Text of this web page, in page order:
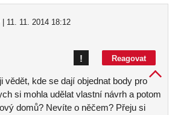
| 11. 11. 2014 18:12
Reagovat
!
vědět, kde se dají objednat body pro
si mohla udělat vlastní návrh a potom
domů? Nevíte o něčem? Přeju si